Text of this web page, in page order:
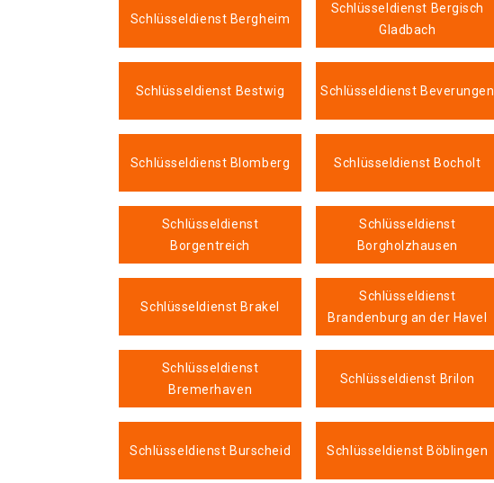
Schlüsseldienst Bergheim
Schlüsseldienst Bergisch
Gladbach
Schlüsseldienst Bestwig Schlüsseldienst Beverungen
Schlüsseldienst Blomberg Schlüsseldienst Bocholt
Schlüsseldienst
Borgentreich
Schlüsseldienst
Borgholzhausen
Schlüsseldienst Brakel
Schlüsseldienst
Brandenburg an der Havel
Schlüsseldienst
Bremerhaven
Schlüsseldienst Brilon
Schlüsseldienst Burscheid Schlüsseldienst Böblingen